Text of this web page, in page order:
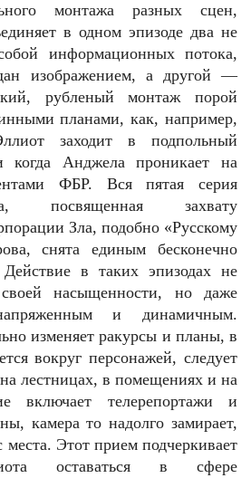
монтажа разных сцен,
в одном эпизоде два не
информационных потока,
изображением, а другой —
рубленый монтаж порой
планами, как, например,
заходит в подпольный
когда Анджела проникает на
ФБР. Вся пятая серия
посвященная захвату
Зла, подобно «Русскому
снята единым бесконечно
в таких эпизодах не
насыщенности, но даже
и динамичным.
изменяет ракурсы и планы, в
вокруг персонажей, следует
лестницах, в помещениях и на
включает телерепортажи и
камера то надолго замирает,
места. Этот прием подчеркивает
оставаться в сфере